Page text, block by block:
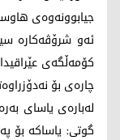
جیابوونەوەی
ئەو شرۆڤەکارە
کۆمەڵگەی
چارەی بۆ
لەبارەی یاسای
گوتی: یاساکە بۆ